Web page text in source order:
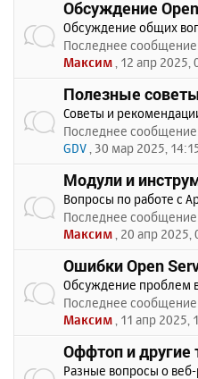
Обсуждение
Обсуждение общих
Последнее
Максим , 12 апр 2025,
Полезные
Советы и
Последнее
GDV , 30 мар 2025,
Модули и
Вопросы по работе с
Последнее
Максим , 20 апр 2025,
Ошибки Open
Обсуждение проблем
Последнее
Максим , 11 апр 2025,
Оффтоп и
Разные вопросы о веб-